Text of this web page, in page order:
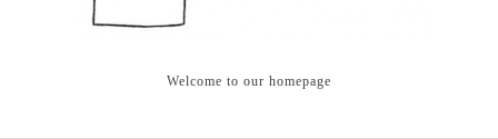
Welcome to our homepage